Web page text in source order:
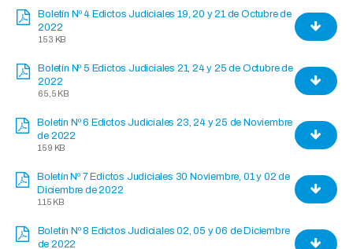
Boletín Nº 4 Edictos Judiciales 19, 20 y 21 de Octubre de
2022
153 KB
Boletín Nº 5 Edictos Judiciales 21, 24 y 25 de Octubre de
2022
65,5 KB
Boletín Nº 6 Edictos Judiciales 23, 24 y 25 de Noviembre
de 2022
159 KB
Boletín Nº 7 Edictos Judiciales 30 Noviembre, 01 y 02 de
Diciembre de 2022
115 KB
Boletín Nº 8 Edictos Judiciales 02, 05 y 06 de Diciembre
de 2022